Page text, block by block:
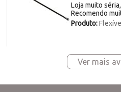
Loja muito
Recomendo
Produto:
Ver mais